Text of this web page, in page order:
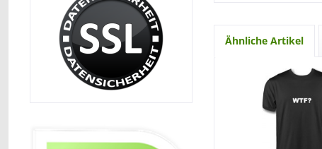
Ähnliche Artikel